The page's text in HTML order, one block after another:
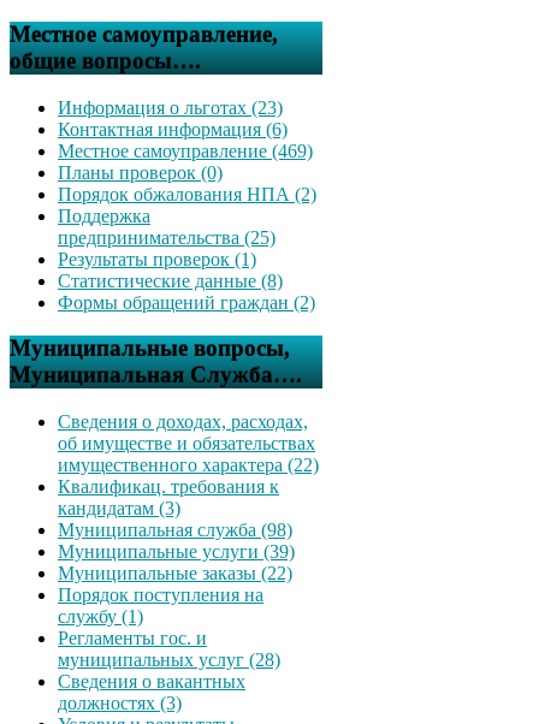
Местное самоуправление,
общие вопросы….
Информация о льготах (23)
Контактная информация (6)
Местное самоуправление (469)
Планы проверок (0)
Порядок обжалования НПА (2)
Поддержка
предпринимательства (25)
Результаты проверок (1)
Статистические данные (8)
Формы обращений граждан (2)
Муниципальные вопросы,
Муниципальная Служба….
Сведения о доходах, расходах,
об имуществе и обязательствах
имущественного характера (22)
Квалификац. требования к
кандидатам (3)
Муниципальная служба (98)
Муниципальные услуги (39)
Муниципальные заказы (22)
Порядок поступления на
службу (1)
Регламенты гос. и
муниципальных услуг (28)
Сведения о вакантных
должностях (3)